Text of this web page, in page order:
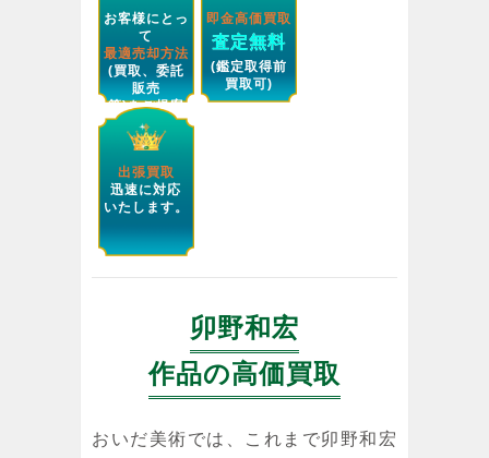
お客様にとっ
て
最適売却方法
(買取、委託
販売
等)をご提案
します。
即金高価買取
査定無料
(鑑定取得前
買取可)
出張買取
迅速に対応
いたします。
卯野和宏
作品の高価買取
おいだ美術では、これまで卯野和宏